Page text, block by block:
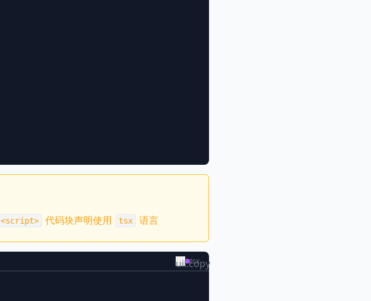
<script> 代码块声明使用 tsx 语言
uil:copy
tsx